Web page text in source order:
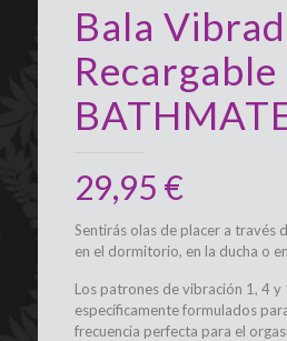
Bala
29,95 €
Sentirás olas de placer a través
en el dormitorio, en la ducha o
Los patrones de vibración 1, 4 y
específicamente formulados
frecuencia perfecta para el